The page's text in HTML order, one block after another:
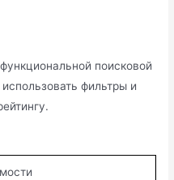
поисковой
фильтры и